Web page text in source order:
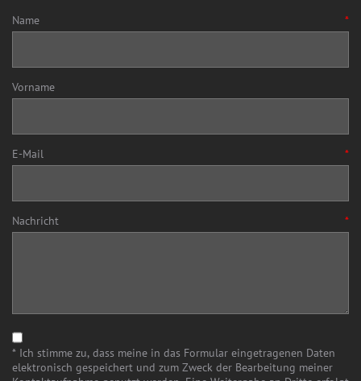
Name *
Vorname
E-Mail *
Nachricht *
* Ich stimme zu, dass meine in das Formular eingetragenen Daten
elektronisch gespeichert und zum Zweck der Bearbeitung meiner